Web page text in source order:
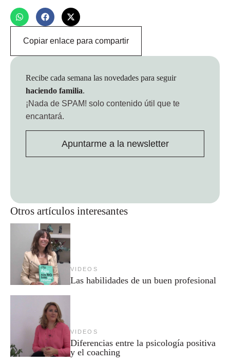
Copiar enlace para compartir
Otros artículos interesantes
VIDEOS
Las habilidades de un buen profesional
VIDEOS
Diferencias entre la psicología positiva
y el coaching
Recibe cada semana las novedades para seguir
haciendo familia.
¡Nada de SPAM! solo contenido útil que te
encantará.
Apuntarme a la newsletter